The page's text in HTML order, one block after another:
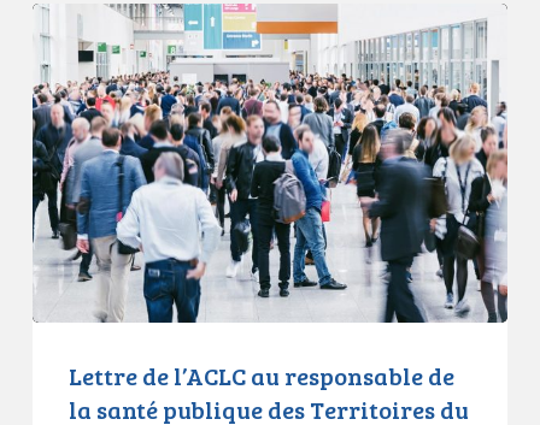
Lettre
de
l’ACLC
au
responsable
de
la
santé
publique
des
Territoires
Nord-
Lettre de l’ACLC au responsable de
la santé publique des Territoires du